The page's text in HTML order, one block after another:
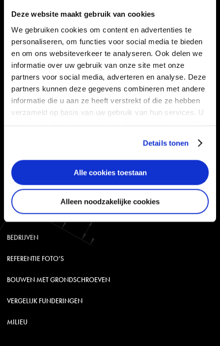
Deze website maakt gebruik van cookies
We gebruiken cookies om content en advertenties te
personaliseren, om functies voor social media te bieden
en om ons websiteverkeer te analyseren. Ook delen we
informatie over uw gebruik van onze site met onze
partners voor social media, adverteren en analyse. Deze
partners kunnen deze gegevens combineren met andere
informatie die u aan ze heeft verstrekt of die ze hebben
verzameld op basis van uw gebruik van hun services. U
Details tonen
Alle cookies toestaan
Alleen noodzakelijke cookies
PRIJS GRONDSCHROEF
ONZE SCHROEVEN
APPLICATIES
MACHINES
INSPIRATIE
INSPIRATIE
PARTICULIER
BEDRIJVEN
REFERENTIE FOTO’S
BOUWEN MET GRONDSCHROEVEN
VERGELIJK FUNDERINGEN
MILIEU